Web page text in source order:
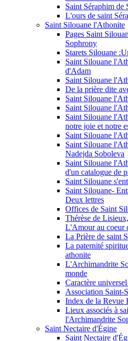
Saint Séraphim de
L'ours de saint
Saint Silouane l'Athonite
Pages Saint
Sophrony
Starets Silouane
Saint Silouane
d'Adam
Saint Silouane
De la prière dite
Saint Silouane
Saint Silouane
Saint Silouane
notre joie et notre
Saint Silouane
Saint Silouane
Nadejda Soboleva
Saint Silouane
d'un catalogue de
Saint Silouane
Saint Silouane-
Deux lettres
Offices de Saint
Thérèse de
L'Amour au coeur
La Prière de saint
La paternité
athonite
L'Archimandrite
monde
Caractère
Association Saint-
Index de la Revue
Lieux associés à
l'Archimandrite
Saint Nectaire d'Égine
Saint Nectaire